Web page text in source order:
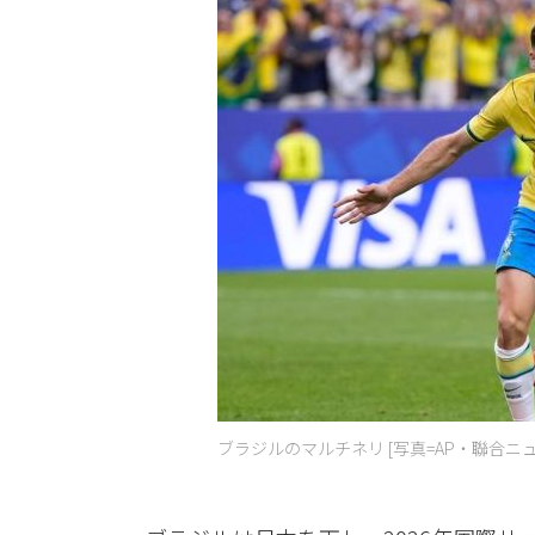
ブラジルのマルチネリ [写真=AP・聯合ニ